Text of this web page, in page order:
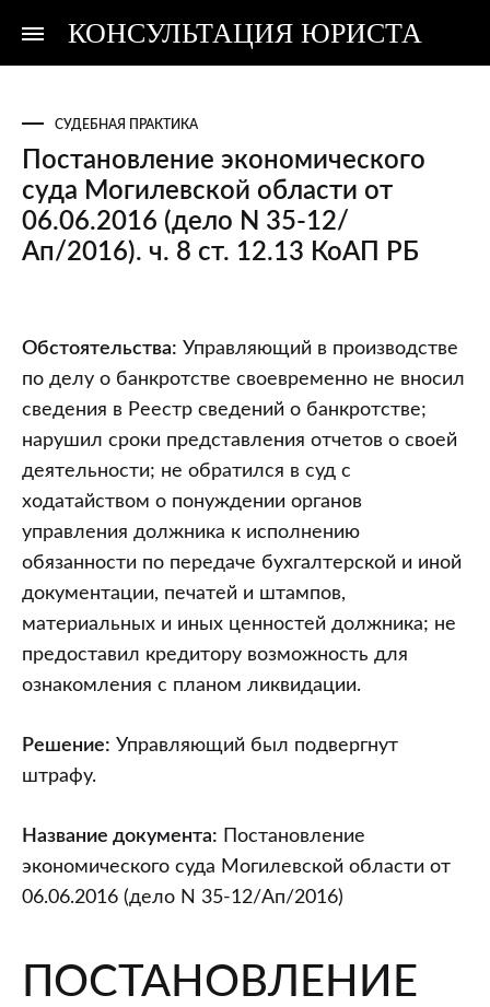
КОНСУЛЬТАЦИЯ ЮРИСТА
Консультация
Консультация
СУДЕБНАЯ ПРАКТИКА
Постановление экономического
суда Могилевской области от
06.06.2016 (дело N 35-12/
Ап/2016). ч. 8 ст. 12.13 КоАП РБ
Постановление
экономического
суда
Могилевской
области
от
06.06.2016
(дело
N
35-
12/
Ап/2016).
8
ст.
КоАП
РБ
Обстоятельства: Управляющий в производстве
по делу о банкротстве своевременно не вносил
сведения в Реестр сведений о банкротстве;
нарушил сроки представления отчетов о своей
деятельности; не обратился в суд с
ходатайством о понуждении органов
управления должника к исполнению
обязанности по передаче бухгалтерской и иной
документации, печатей и штампов,
материальных и иных ценностей должника; не
предоставил кредитору возможность для
ознакомления с планом ликвидации.
Решение: Управляющий был подвергнут
штрафу.
Название документа: Постановление
экономического суда Могилевской области от
06.06.2016 (дело N 35-12/Ап/2016)
ПОСТАНОВЛЕНИЕ